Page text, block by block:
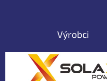
Výrobci